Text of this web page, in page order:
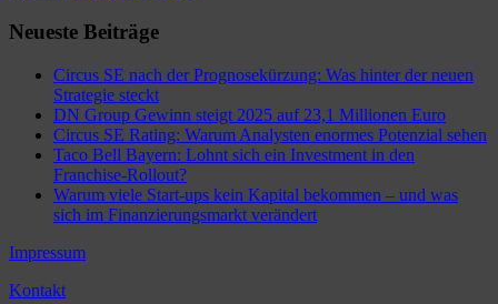
Neueste Beiträge
Circus SE nach der Prognosekürzung: Was hinter der neuen
Strategie steckt
DN Group Gewinn steigt 2025 auf 23,1 Millionen Euro
Circus SE Rating: Warum Analysten enormes Potenzial sehen
Taco Bell Bayern: Lohnt sich ein Investment in den
Franchise-Rollout?
Warum viele Start-ups kein Kapital bekommen – und was
sich im Finanzierungsmarkt verändert
Impressum
Kontakt